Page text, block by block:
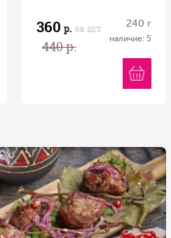
360 р. за шт
440 р.
240 г
наличие: 5